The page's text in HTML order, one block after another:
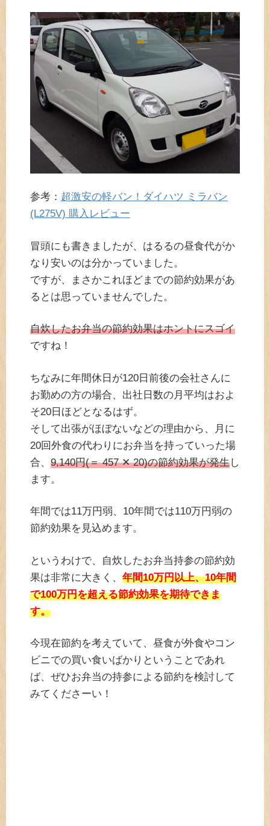
参考： 超激安の軽バン！ダイハツ ミラバン
(L275V) 購入レビュー
冒頭にも書きましたが、はるるの昼食代がか
なり安いのは分かっていました。
ですが、まさかこれほどまでの節約効果があ
るとは思っていませんでした。
自炊したお弁当の節約効果はホントにスゴイ
ですね！
ちなみに年間休日が120日前後の会社さんに
お勤めの方の場合、出社日数の月平均はおよ
そ20日ほどとなるはず。
そして出張がほぼないなどの理由から、月に
20回外食の代わりにお弁当を持っていった場
合、 9,140円(＝ 457 ✕ 20)の節約効果が発生し
ます。
年間では11万円弱、10年間では110万円弱の
節約効果を見込めます。
というわけで、自炊したお弁当持参の節約効
果は非常に大きく、 年間10万円以上、10年間
で100万円を超える節約効果を期待できま
す。
今現在節約を考えていて、昼食が外食やコン
ビニでの買い食いばかりということであれ
ば、ぜひお弁当の持参による節約を検討して
みてくださーい！